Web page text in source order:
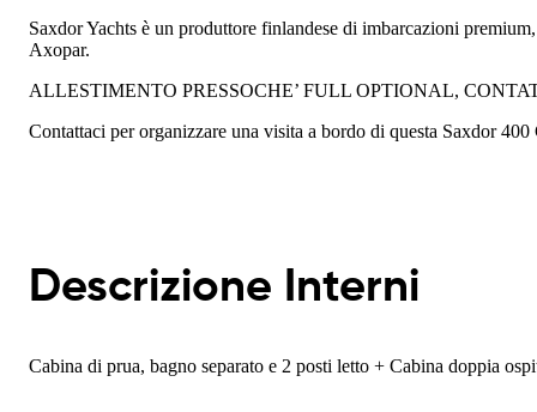
Saxdor Yachts è un produttore finlandese di imbarcazioni
Axopar.
ALLESTIMENTO PRESSOCHE’ FULL OPTIONAL,
Contattaci per organizzare una visita a bordo di questa Saxdor
Descrizione Interni
Cabina di prua, bagno separato e 2 posti letto + Cabina doppia